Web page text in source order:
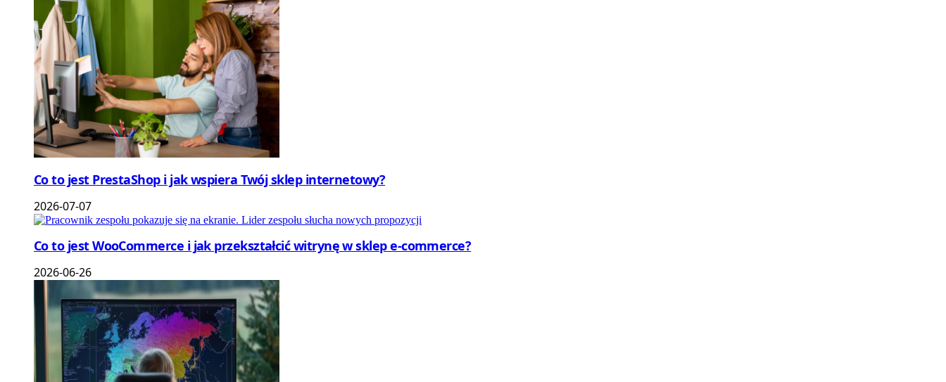
Co to jest PrestaShop i jak wspiera Twój sklep internetowy?
2026-07-07
Co to jest WooCommerce i jak przekształcić witrynę w sklep e-commerce?
2026-06-26